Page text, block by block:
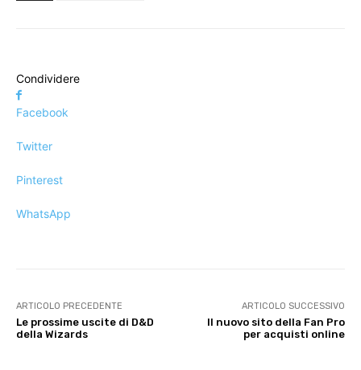
Condividere
Facebook
Twitter
Pinterest
WhatsApp
ARTICOLO PRECEDENTE
Le prossime uscite di D&D
della Wizards
ARTICOLO SUCCESSIVO
Il nuovo sito della Fan Pro
per acquisti online